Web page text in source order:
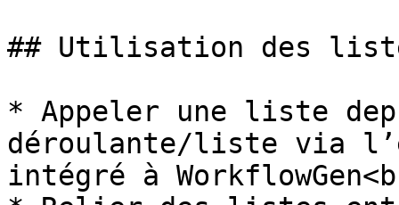
## Utilisation des
* Appeler une liste
déroulante/liste via
intégré à